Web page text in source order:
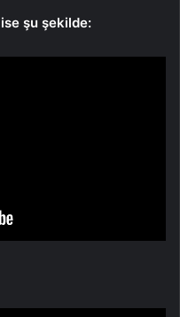
şu şekilde: